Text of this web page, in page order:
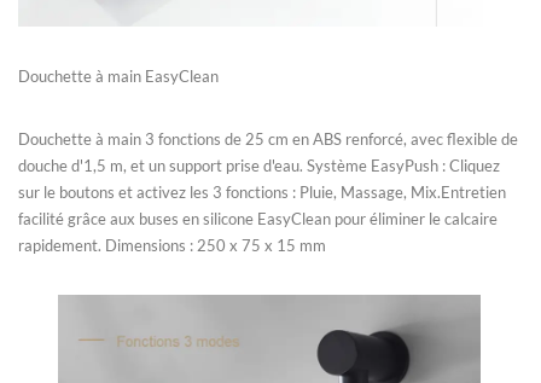
Douchette à main EasyClean
Douchette à main 3 fonctions de 25 cm en ABS renforcé, avec flexible de
douche d'1,5 m, et un support prise d'eau. Système EasyPush : Cliquez
sur le boutons et activez les 3 fonctions : Pluie, Massage, Mix.Entretien
facilité grâce aux buses en silicone EasyClean pour éliminer le calcaire
rapidement. Dimensions : 250 x 75 x 15 mm